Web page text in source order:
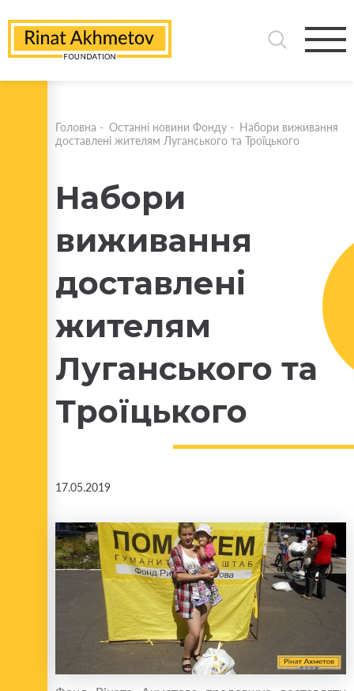
Головна - Останні новини Фонду - Набори виживання
доставлені жителям Луганського та Троїцького
Набори
виживання
доставлені
жителям
Луганського та
Троїцького
17.05.2019